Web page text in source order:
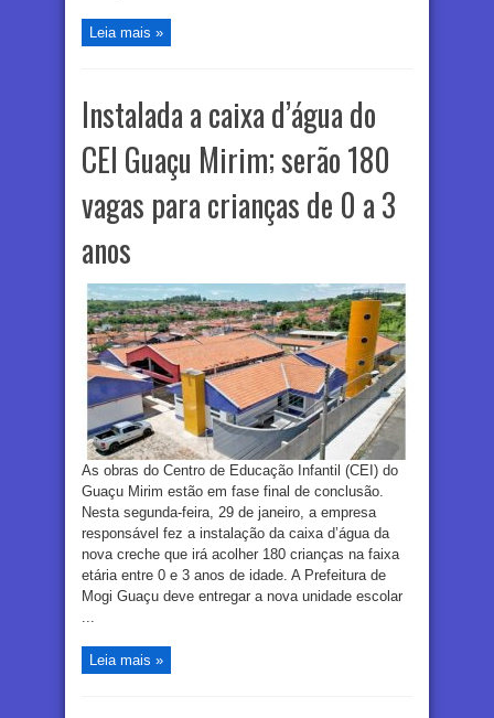
Leia mais »
Instalada a caixa d’água do
CEI Guaçu Mirim; serão 180
vagas para crianças de 0 a 3
anos
As obras do Centro de Educação Infantil (CEI) do
Guaçu Mirim estão em fase final de conclusão.
Nesta segunda-feira, 29 de janeiro, a empresa
responsável fez a instalação da caixa d’água da
nova creche que irá acolher 180 crianças na faixa
etária entre 0 e 3 anos de idade. A Prefeitura de
Mogi Guaçu deve entregar a nova unidade escolar
...
Leia mais »